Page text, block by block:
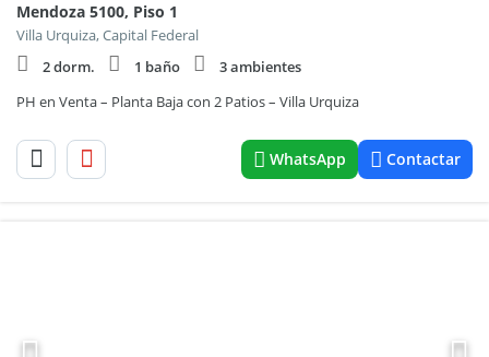
Mendoza 5100, Piso 1
Villa Urquiza, Capital Federal
2 dorm.
1 baño
3 ambientes
PH en Venta – Planta Baja con 2 Patios – Villa Urquiza
WhatsApp Contactar